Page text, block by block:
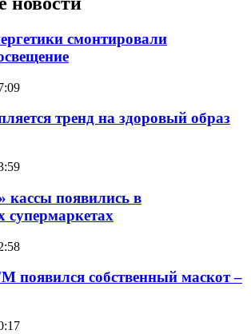
смонтировали
тренд на здоровый образ
кассы появились в
супермаркетах
появился собственный маскот –